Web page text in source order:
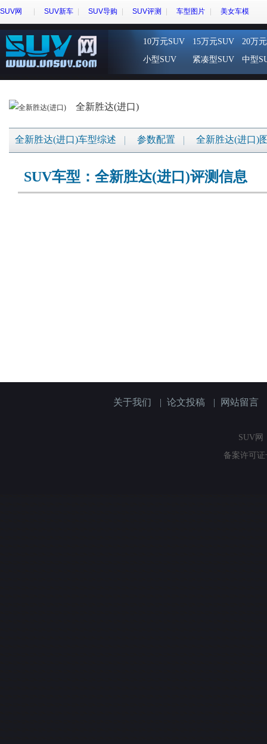
SUV网 SUV新车 SUV导购 SUV评测 车型图片 美女车模
10万元SUV 15万元SUV
20万
小型SUV
紧凑型SUV 中型
全新胜达(进口)
全新胜达(进口)车型综述 参数配置 全新胜达(进口)
SUV车型：全新胜达(进口)评测信息
关于我们 | 论文投稿 | 网站留言
SUV网
备案许可证